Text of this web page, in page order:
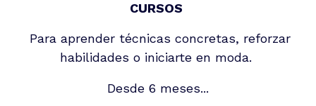
CURSOS
Para aprender técnicas concretas, reforzar
habilidades o iniciarte en moda.
Desde 6 meses...